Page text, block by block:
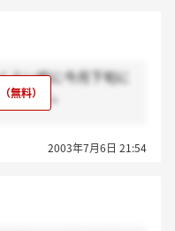
らい前に今月下旬に
ました。
電話した際に少し説明
一緒に働く。
2003年7月6日 21:54